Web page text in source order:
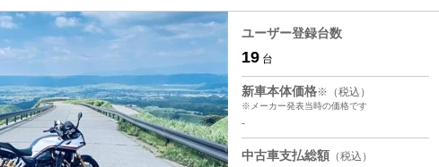
ユーザー登録台数
19 台
新車本体価格※（税込）
※メーカー発表当時の価格です
-
中古車支払総額 （税込）